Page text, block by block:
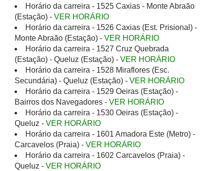
Horário da carreira - 1525 Caxias - Monte Abraão
(Estação) - VER HORÁRIO
Horário da carreira - 1526 Caxias (Est. Prisional) -
Monte Abraão (Estação) - VER HORÁRIO
Horário da carreira - 1527 Cruz Quebrada
(Estação) - Queluz (Estação) - VER HORÁRIO
Horário da carreira - 1528 Miraflores (Esc.
Secundária) - Queluz (Estação) - VER HORÁRIO
Horário da carreira - 1529 Oeiras (Estação) -
Bairros dos Navegadores - VER HORÁRIO
Horário da carreira - 1530 Oeiras (Estação) -
Queluz - VER HORÁRIO
Horário da carreira - 1601 Amadora Este (Metro) -
Carcavelos (Praia) - VER HORÁRIO
Horário da carreira - 1602 Carcavelos (Praia) -
Queluz - VER HORÁRIO